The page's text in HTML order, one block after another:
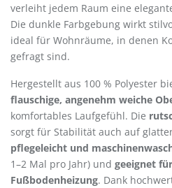
verleiht jedem Raum eine
Die dunkle Farbgebung wirkt
ideal für Wohnräume, in denen
gefragt sind.
Hergestellt aus 100 % Polyester
flauschige, angenehm weiche
komfortables Laufgefühl. Die
sorgt für Stabilität auch auf
pflegeleicht und
1–2 Mal pro Jahr) und geeignet
Fußbodenheizung. Dank